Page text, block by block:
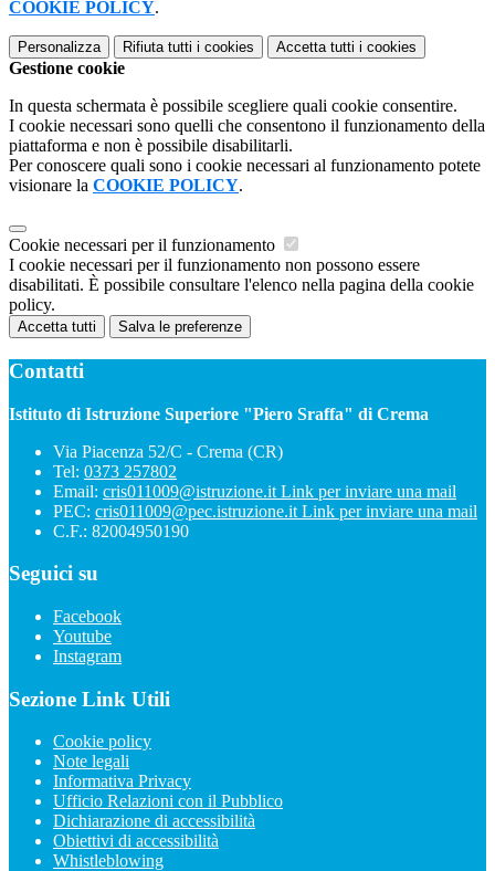
COOKIE POLICY.
Personalizza Rifiuta tutti i cookies Accetta tutti i cookies
Gestione cookie
In questa schermata è possibile scegliere quali cookie consentire.
I cookie necessari sono quelli che consentono il funzionamento della
piattaforma e non è possibile disabilitarli.
Per conoscere quali sono i cookie necessari al funzionamento potete
visionare la COOKIE POLICY.
Cookie necessari per il funzionamento
I cookie necessari per il funzionamento non possono essere
disabilitati. È possibile consultare l'elenco nella pagina della cookie
policy.
Accetta tutti Salva le preferenze
Contatti
Istituto di Istruzione Superiore "Piero Sraffa" di Crema
Via Piacenza 52/C - Crema (CR)
Tel: 0373 257802
Email: cris011009@istruzione.it Link per inviare una mail
PEC: cris011009@pec.istruzione.it Link per inviare una mail
C.F.: 82004950190
Seguici su
Facebook
Youtube
Instagram
Sezione Link Utili
Cookie policy
Note legali
Informativa Privacy
Ufficio Relazioni con il Pubblico
Dichiarazione di accessibilità
Obiettivi di accessibilità
Whistleblowing